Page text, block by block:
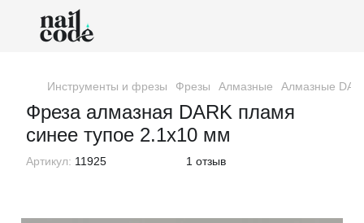
Инструменты и фрезы Фрезы Алмазные Алмазные
Фреза алмазная DARK пламя
синее тупое 2.1x10 мм
Артикул: 11925 1 отзыв